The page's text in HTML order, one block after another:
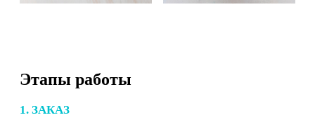
Этапы работы
1. ЗАКАЗ